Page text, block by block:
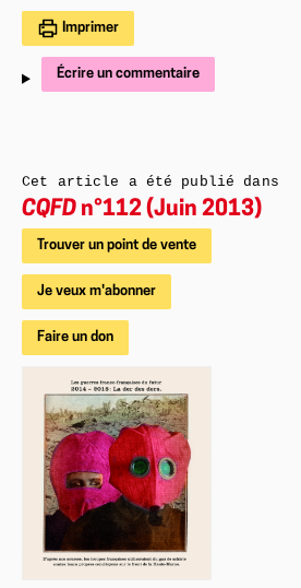
Imprimer
Écrire un commentaire
Cet article a été publié dans
CQFD n°112 (Juin 2013)
Trouver un point de vente
Je veux m'abonner
Faire un don